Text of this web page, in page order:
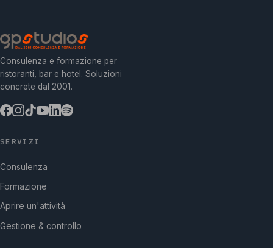
Consulenza e formazione per
ristoranti, bar e hotel. Soluzioni
concrete dal 2001.
SERVIZI
Consulenza
Formazione
Aprire un'attività
Gestione & controllo